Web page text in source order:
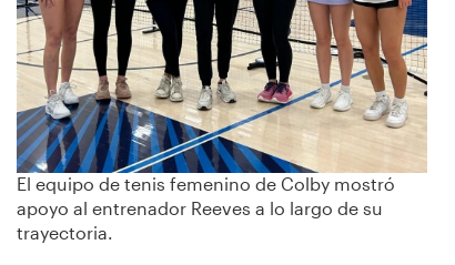
El equipo de tenis femenino de Colby mostró
apoyo al entrenador Reeves a lo largo de su
trayectoria.